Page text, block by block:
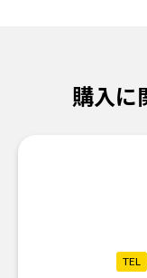
購入に
TEL